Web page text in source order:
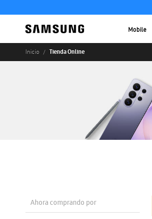
Mobile
Inicio Tienda Online
Ahora comprando por